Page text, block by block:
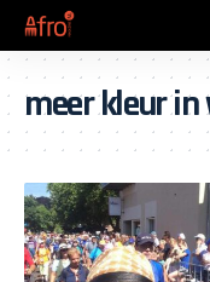
meer kleur